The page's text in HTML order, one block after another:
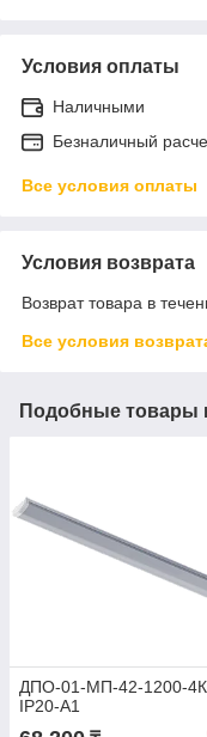
Условия оплаты
Наличными
Безналичный
Все условия оплаты
Условия возврата
Возврат товара в
Все условия
Подобные товары
ДПО-01-МП-42-1200-
IP20-А1